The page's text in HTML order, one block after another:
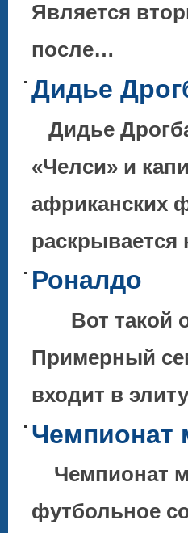
Является
после…
Дидье
Дидье
«Челси» и
африканских
раскрывается
Роналдо
Вот такой
Примерный
входит в
Чемпионат
Чемпионат
футбольное